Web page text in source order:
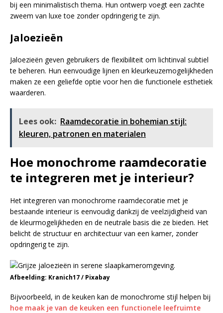
bij een minimalistisch thema. Hun ontwerp voegt een zachte
zweem van luxe toe zonder opdringerig te zijn.
Jaloezieën
Jaloezieën geven gebruikers de flexibiliteit om lichtinval subtiel
te beheren. Hun eenvoudige lijnen en kleurkeuzemogelijkheden
maken ze een geliefde optie voor hen die functionele esthetiek
waarderen.
Lees ook: Raamdecoratie in bohemian stijl:
kleuren, patronen en materialen
Hoe monochrome raamdecoratie
te integreren met je interieur?
Het integreren van monochrome raamdecoratie met je
bestaande interieur is eenvoudig dankzij de veelzijdigheid van
de kleurmogelijkheden en de neutrale basis die ze bieden. Het
belicht de structuur en architectuur van een kamer, zonder
opdringerig te zijn.
Afbeelding: Kranich17 / Pixabay
Bijvoorbeeld, in de keuken kan de monochrome stijl helpen bij
hoe maak je van de keuken een functionele leefruimte